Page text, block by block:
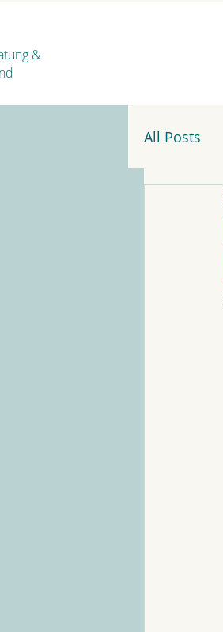
&
All Posts